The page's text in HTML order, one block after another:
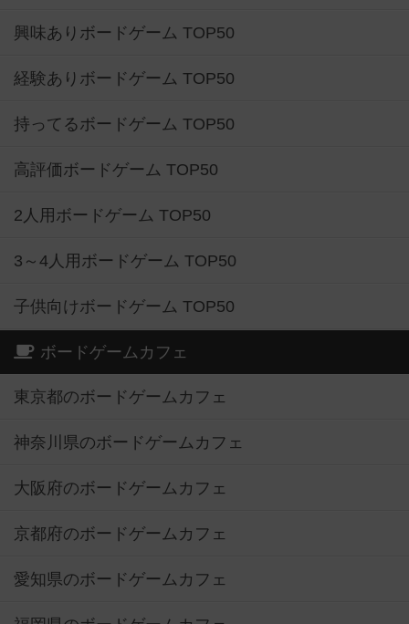
興味ありボードゲーム TOP50
経験ありボードゲーム TOP50
持ってるボードゲーム TOP50
高評価ボードゲーム TOP50
2人用ボードゲーム TOP50
3～4人用ボードゲーム TOP50
子供向けボードゲーム TOP50
ボードゲームカフェ
東京都のボードゲームカフェ
神奈川県のボードゲームカフェ
大阪府のボードゲームカフェ
京都府のボードゲームカフェ
愛知県のボードゲームカフェ